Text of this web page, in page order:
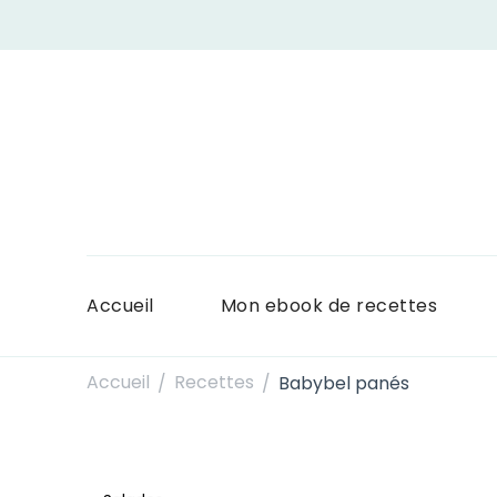
Accueil Mon ebook de recettes
Accueil / Recettes / Babybel panés